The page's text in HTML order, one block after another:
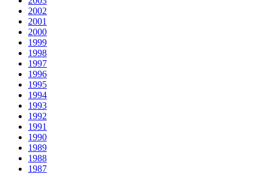
2002
2001
2000
1999
1998
1997
1996
1995
1994
1993
1992
1991
1990
1989
1988
1987